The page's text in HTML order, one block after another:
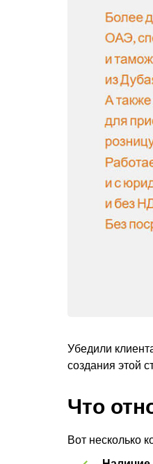
Убедили
создания этой
Что
Вот несколько